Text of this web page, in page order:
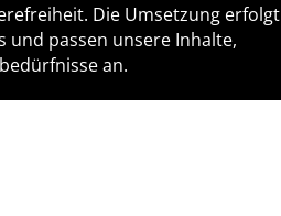
Die Umsetzung erfolgt
und passen unsere Inhalte,
an.